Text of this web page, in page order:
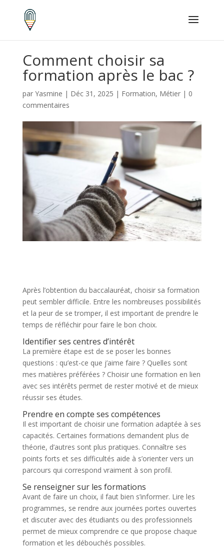
Comment choisir sa
formation après le bac ?
par Yasmine | Déc 31, 2025 | Formation, Métier| 0
commentaires
Après l’obtention du baccalauréat, choisir sa formation
peut sembler difficile. Entre les nombreuses possibilités
et la peur de se tromper, il est important de prendre le
temps de réfléchir pour faire le bon choix.
Identifier ses centres d’intérêt
La première étape est de se poser les bonnes
questions : qu’est-ce que j’aime faire ? Quelles sont
mes matières préférées ? Choisir une formation en lien
avec ses intérêts permet de rester motivé et de mieux
réussir ses études.
Prendre en compte ses compétences
Il est important de choisir une formation adaptée à ses
capacités. Certaines formations demandent plus de
théorie, d’autres sont plus pratiques. Connaître ses
points forts et ses difficultés aide à s’orienter vers un
parcours qui correspond vraiment à son profil.
Se renseigner sur les formations
Avant de faire un choix, il faut bien s’informer. Lire les
programmes, se rendre aux journées portes ouvertes
et discuter avec des étudiants ou des professionnels
permet de mieux comprendre ce que propose chaque
formation et les débouchés possibles.